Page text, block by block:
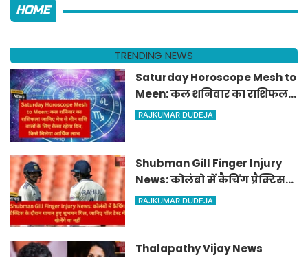
HOME
TRENDING NEWS
Saturday Horoscope Mesh to
Meen: कल शनिवार का राशिफल!
जानिए मेष से मीन राशि वालों के
RAJKUMAR DUDEJA
Shubman Gill Finger Injury
News: कोलंबो में कैचिंग प्रैक्टिस
के दौरान घायल हुए शुभमन गिल,
RAJKUMAR DUDEJA
Thalapathy Vijay News